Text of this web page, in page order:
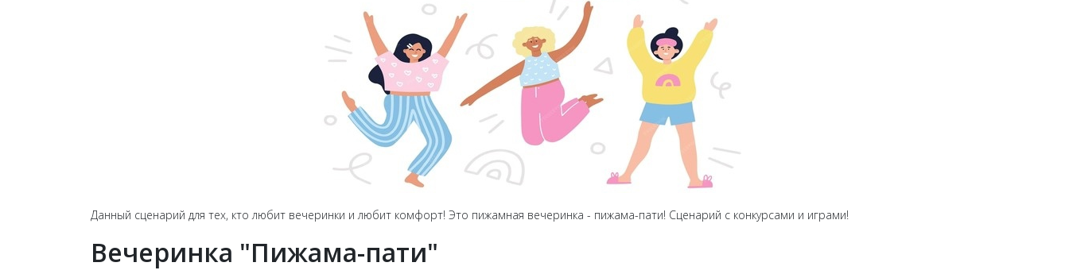
Данный сценарий для тех, кто любит вечеринки и любит комфорт! Это пижамная вечеринка - пижама-пати! Сценарий с конкурсами и играми!
Вечеринка "Пижама-пати"